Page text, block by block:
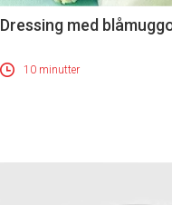
Dressing med
10 minutter